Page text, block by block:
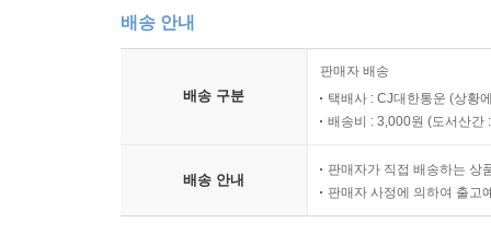
배송 안내
배송 구분
판매자 배송
택배사 : CJ대한통운 (상황
배송비 : 3,000원 (도서산간
배송 안내
판매자가 직접 배송하는 상
판매자 사정에 의하여 출고